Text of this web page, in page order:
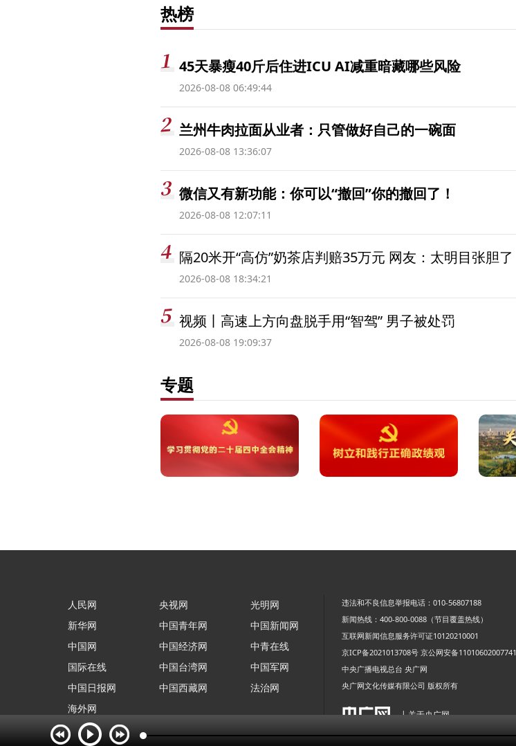
热榜
45天暴瘦40斤后住进ICU AI减重暗藏哪些风险
2026-08-08 06:49:44
兰州牛肉拉面从业者：只管做好自己的一碗面
2026-08-08 13:36:07
微信又有新功能：你可以“撤回”你的撤回了！
2026-08-08 12:07:11
隔20米开“高仿”奶茶店判赔35万元 网友：太明目张胆了
2026-08-08 18:34:21
视频丨高速上方向盘脱手用“智驾” 男子被处罚
2026-08-08 19:09:37
专题
人民网
新华网
中国网
国际在线
中国日报网
海外网
央视网
中国青年网
中国经济网
中国台湾网
中国西藏网
光明网
中国新闻网
中青在线
中国军网
法治网
违法和不良信息举报电话：010-56807188
新闻热线：400-800-0088（节目覆盖热线）
互联网新闻信息服务许可证10120210001
京ICP备2021013708号 京公网安备11010602007741
中央广播电视总台 央广网
央广网文化传媒有限公司 版权所有
| 关于央广网